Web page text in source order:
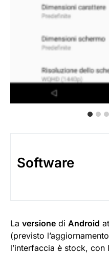
Software
La versione di Android
(previsto
l’interfaccia è stock,